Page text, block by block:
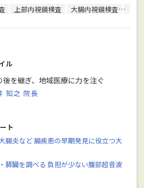
上部内視鏡検査 大腸内視鏡検査
ル
後を継ぎ、地域医療に力を注ぐ
知之 院長
ト
腸炎など 腸疾患の早期発見に役立つ大
膵臓を調べる 負担が少ない腹部超音波